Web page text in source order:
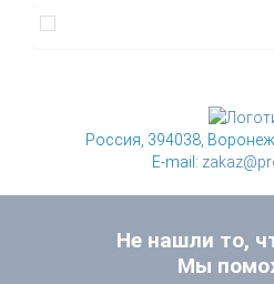
Россия, 394038,
E-mail:
Не нашли то,
Мы